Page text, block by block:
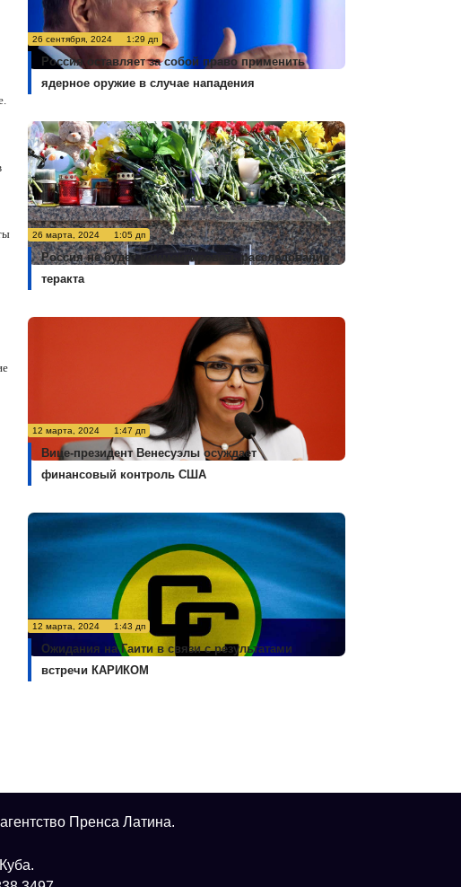
26 сентября, 2024 1:29 дп
Россия оставляет за собой право применить
ядерное оружие в случае нападения
26 марта, 2024 1:05 дп
Россия не будет комментировать расследование
теракта
12 марта, 2024 1:47 дп
Вице-президент Венесуэлы осуждает
финансовый контроль США
12 марта, 2024 1:43 дп
Ожидания на Гаити в связи с результатами
встречи КАРИКОМ
Пренса Латина.